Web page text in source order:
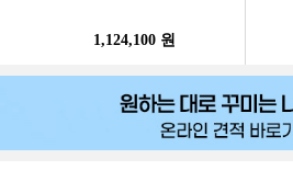
1,124,100 원